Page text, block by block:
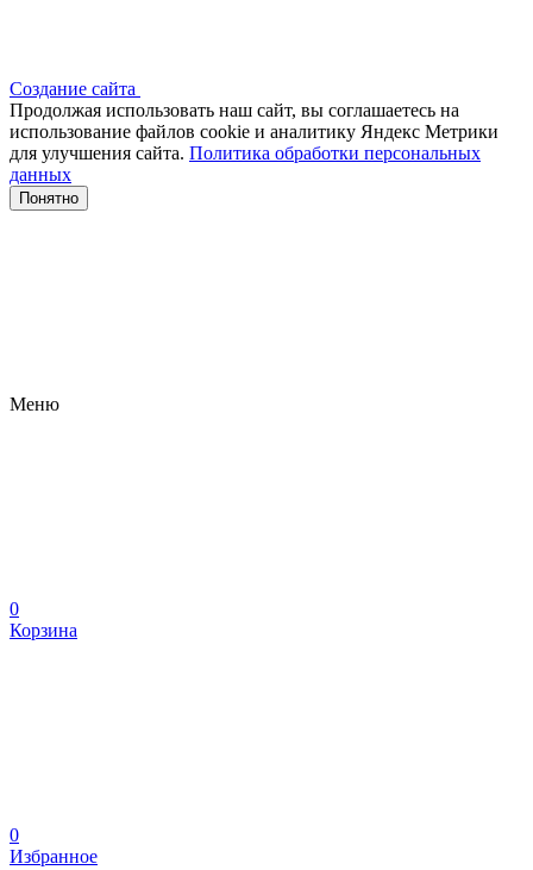
Создание сайта
Продолжая использовать наш сайт, вы соглашаетесь на
использование файлов сооkіе и аналитику Яндекс Метрики
для улучшения сайта. Политика обработки персональных
данных
Понятно
Меню
0
Корзина
0
Избранное